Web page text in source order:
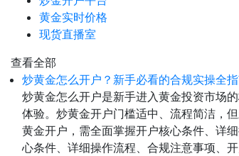
黄金实时价格
现货直播室
查看全部
炒黄金怎么开户？新手必看的合规实操全
炒黄金怎么开户是新手进入黄金投资市场
体验。炒黄金开户门槛适中、流程简洁，
黄金开户，需全面掌握开户核心条件、详
心条件、详细操作流程、合规注意事项、